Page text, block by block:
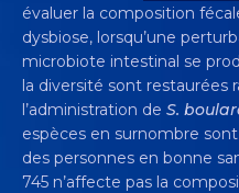
évaluer la composition
dysbiose, lorsqu’une
microbiote intestinal se
la diversité sont restaurées
l’administration de S.
espèces en surnombre
des personnes en bonne
745 n’affecte pas la